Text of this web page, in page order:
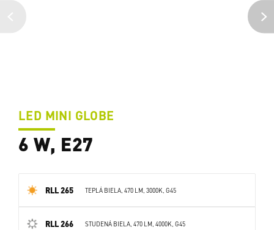
LED MINI GLOBE
6 W, E27
RLL 265 TEPLÁ BIELA, 470 LM, 3000K, G45
RLL 266 STUDENÁ BIELA, 470 LM, 4000K, G45